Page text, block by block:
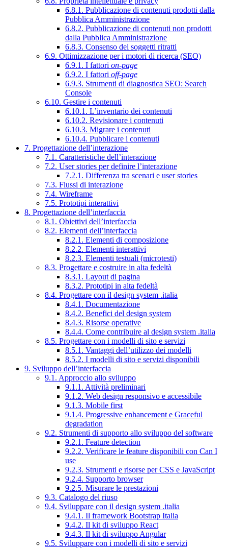
6.8.1. Pubblicazione di contenuti prodotti dalla
Pubblica Amministrazione
6.8.2. Pubblicazione di contenuti non prodotti
dalla Pubblica Amministrazione
6.8.3. Consenso dei soggetti ritratti
6.9. Ottimizzazione per i motori di ricerca (SEO)
6.9.1. I fattori on-page
6.9.2. I fattori off-page
6.9.3. Strumenti di diagnostica SEO: Search
Console
6.10. Gestire i contenuti
6.10.1. L’inventario dei contenuti
6.10.2. Revisionare i contenuti
6.10.3. Migrare i contenuti
6.10.4. Pubblicare i contenuti
7. Progettazione dell’interazione
7.1. Caratteristiche dell’interazione
7.2. User stories per definire l’interazione
7.2.1. Differenza tra scenari e user stories
7.3. Flussi di interazione
7.4. Wireframe
7.5. Prototipi interattivi
8. Progettazione dell’interfaccia
8.1. Obiettivi dell’interfaccia
8.2. Elementi dell’interfaccia
8.2.1. Elementi di composizione
8.2.2. Elementi interattivi
8.2.3. Elementi testuali (microtesti)
8.3. Progettare e costruire in alta fedeltà
8.3.1. Layout di pagina
8.3.2. Prototipi in alta fedeltà
8.4. Progettare con il design system .italia
8.4.1. Documentazione
8.4.2. Benefici del design system
8.4.3. Risorse operative
8.4.4. Come contribuire al design system .italia
8.5. Progettare con i modelli di sito e servizi
8.5.1. Vantaggi dell’utilizzo dei modelli
8.5.2. I modelli di sito e servizi disponibili
9. Sviluppo dell’interfaccia
9.1. Approccio allo sviluppo
9.1.1. Attività preliminari
9.1.2. Web design responsivo e accessibile
9.1.3. Mobile first
9.1.4. Progressive enhancement e Graceful
degradation
9.2. Strumenti di supporto allo sviluppo del software
9.2.1. Feature detection
9.2.2. Verificare le feature disponibili con Can I
use
9.2.3. Strumenti e risorse per CSS e JavaScript
9.2.4. Supporto browser
9.2.5. Misurare le prestazioni
9.3. Catalogo del riuso
9.4. Sviluppare con il design system .italia
9.4.1. Il framework Bootstrap Italia
9.4.2. Il kit di sviluppo React
9.4.3. Il kit di sviluppo Angular
9.5. Sviluppare con i modelli di sito e servizi